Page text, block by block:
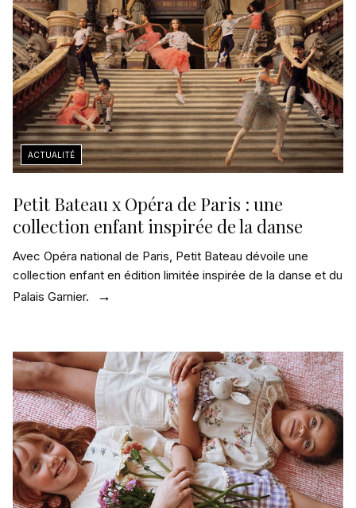
Petit Bateau x Opéra de Paris : une
collection enfant inspirée de la danse
Avec Opéra national de Paris, Petit Bateau dévoile une
collection enfant en édition limitée inspirée de la danse et du
Palais Garnier.